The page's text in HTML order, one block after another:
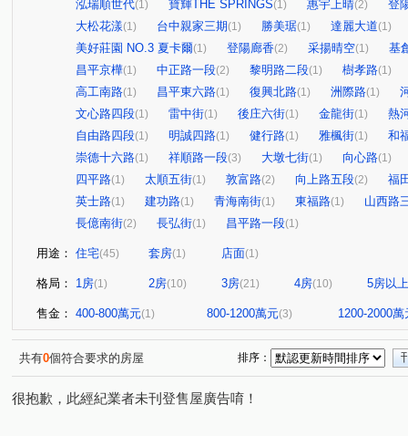
泓瑞順世代(1) 寶輝THE SPRINGS(1) 惠宇上晴(2)
登
大松花漾(1) 台中親家三期(1) 勝美琚(1) 達麗大道(1)
美好莊園 NO.3 夏卡爾(1) 登陽廊香(2) 采揚晴空(1)
基
昌平京樺(1) 中正路一段(2) 黎明路二段(1) 樹孝路(1)
高工南路(1) 昌平東六路(1) 復興北路(1) 洲際路(1)
文心路四段(1) 雷中街(1) 後庄六街(1) 金龍街(1)
熱
自由路四段(1) 明誠四路(1) 健行路(1) 雅楓街(1)
和
崇德十六路(1) 祥順路一段(3) 大墩七街(1) 向心路(1)
四平路(1) 太順五街(1) 敦富路(2) 向上路五段(2)
福
英士路(1) 建功路(1) 青海南街(1) 東福路(1)
山西路
長億南街(2) 長弘街(1) 昌平路一段(1)
用途： 住宅(45) 套房(1) 店面(1)
格局： 1房(1) 2房(10) 3房(21) 4房(10) 5房以上
售金： 400-800萬元(1) 800-1200萬元(3) 1200-2000萬
共有0個符合要求的房屋 排序：
很抱歉，此經紀業者未刊登售屋廣告唷！